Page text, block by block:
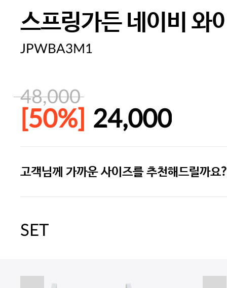
스프링가든 네이비 와
JPWBA3M1
48,000
[50%] 24,000
주말특가 20%(8.7~8.9)/5만원 이
고객님께 가까운 사이즈를 추천해드릴까요?
SET